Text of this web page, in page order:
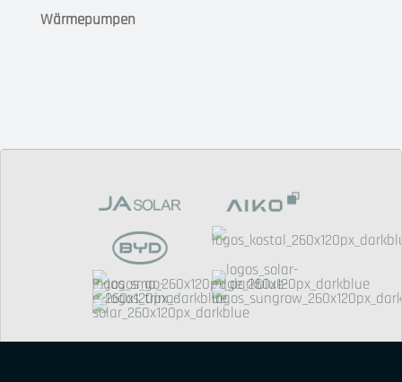
Wärmepumpen